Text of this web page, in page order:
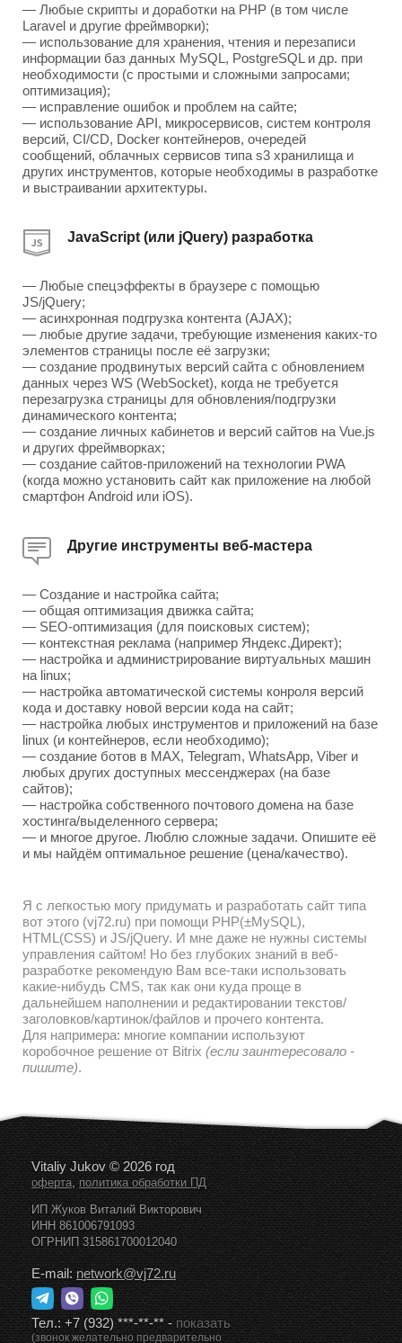
— Любые скрипты и доработки на PHP (в том числе
Laravel и другие фреймворки);
— использование для хранения, чтения и перезаписи
информации баз данных MySQL, PostgreSQL и др. при
необходимости (с простыми и сложными запросами;
оптимизация);
— исправление ошибок и проблем на сайте;
— использование API, микросервисов, систем контроля
версий, CI/CD, Docker контейнеров, очередей
сообщений, облачных сервисов типа s3 хранилища и
других инструментов, которые необходимы в разработке
и выстраивании архитектуры.
JavaScript (или jQuery) разработка
— Любые спецэффекты в браузере с помощью
JS/jQuery;
— асинхронная подгрузка контента (AJAX);
— любые другие задачи, требующие изменения каких-то
элементов страницы после её загрузки;
— создание продвинутых версий сайта с обновлением
данных через WS (WebSocket), когда не требуется
перезагрузка страницы для обновления/подгрузки
динамического контента;
— создание личных кабинетов и версий сайтов на Vue.js
и других фреймворках;
— создание сайтов-приложений на технологии PWA
(когда можно установить сайт как приложение на любой
смартфон Android или iOS).
Другие инструменты веб-мастера
— Создание и настройка сайта;
— общая оптимизация движка сайта;
— SEO-оптимизация (для поисковых систем);
— контекстная реклама (например Яндекс.Директ);
— настройка и администрирование виртуальных машин
на linux;
— настройка автоматической системы конроля версий
кода и доставку новой версии кода на сайт;
— настройка любых инструментов и приложений на базе
linux (и контейнеров, если необходимо);
— создание ботов в MAX, Telegram, WhatsApp, Viber и
любых других доступных мессенджерах (на базе
сайтов);
— настройка собственного почтового домена на базе
хостинга/выделенного сервера;
— и многое другое. Люблю сложные задачи. Опишите её
и мы найдём оптимальное решение (цена/качество).
Я с легкостью могу придумать и разработать сайт типа
вот этого (vj72.ru) при помощи PHP(±MySQL),
HTML(CSS) и JS/jQuery. И мне даже не нужны системы
управления сайтом! Но без глубоких знаний в веб-
разработке рекомендую Вам все-таки использовать
какие-нибудь CMS, так как они куда проще в
дальнейшем наполнении и редактировании текстов/
заголовков/картинок/файлов и прочего контента.
Для напримера: многие компании используют
коробочное решение от Bitrix (если заинтересовало -
пишите).
Vitaliy Jukov © 2026 год
оферта,политика обработки ПД
ИП Жуков Виталий Викторович
ИНН 861006791093
ОГРНИП 315861700012040
E-mail:network@vj72.ru
Тел.:+7 (932) ***-**-**-показать
(звонок желательно предварительно